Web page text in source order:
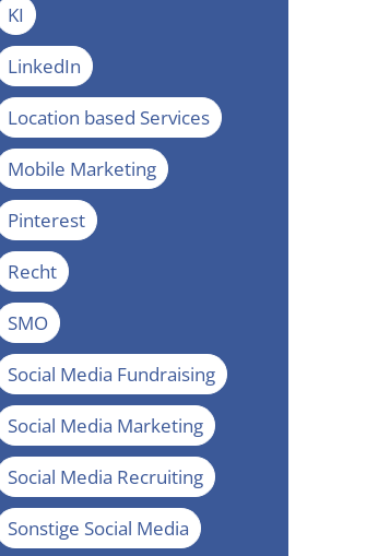
KI
LinkedIn
Location based Services
Mobile Marketing
Pinterest
Recht
SMO
Social Media Fundraising
Social Media Marketing
Social Media Recruiting
Sonstige Social Media